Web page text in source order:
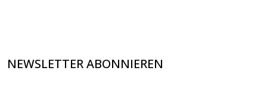
NEWSLETTER ABONNIEREN